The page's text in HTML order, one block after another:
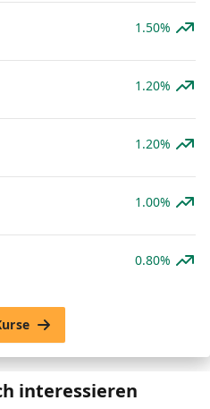
1.50%
1.20%
1.20%
1.00%
0.80%
interessieren